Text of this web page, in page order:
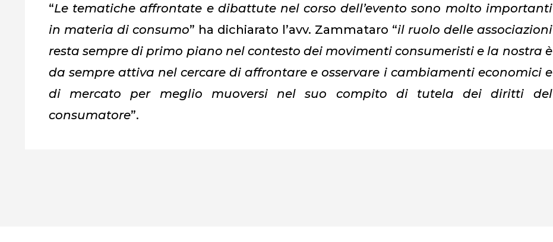
“Le tematiche affrontate e dibattute nel corso dell’evento sono molto importanti
in materia di consumo” ha dichiarato l’avv. Zammataro “il ruolo delle associazioni
resta sempre di primo piano nel contesto dei movimenti consumeristi e la nostra è
da sempre attiva nel cercare di affrontare e osservare i cambiamenti economici e
di mercato per meglio muoversi nel suo compito di tutela dei diritti del
consumatore”.